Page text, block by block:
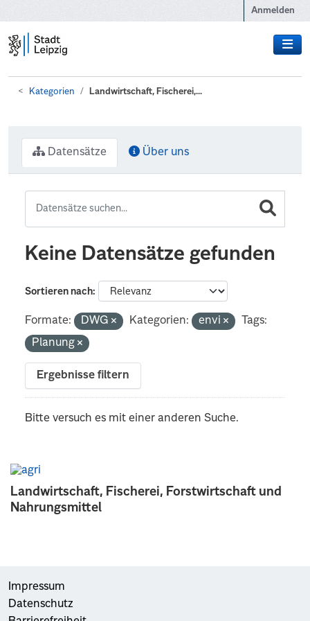
Anmelden
Kategorien Landwirtschaft, Fischerei,...
Landwirtschaft, Fischerei, Forstwirtschaft und
Nahrungsmittel
Datensätze Über uns
Keine Datensätze gefunden
Sortieren nach
Formate: DWG Kategorien: envi
Tags:
Planung
Ergebnisse filtern
Bitte versuch es mit einer anderen Suche.
Impressum
Datenschutz